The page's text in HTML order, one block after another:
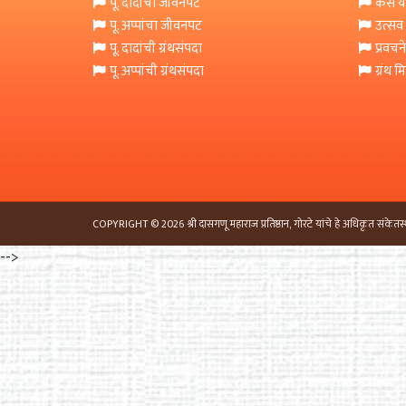
पू. अप्पांचा जीवनपट
पू. दादांची ग्रंथसंपदा
पू. अप्पांची ग्रंथसंपदा
ग्रंथ
COPYRIGHT © 2026 श्री दासगणू महाराज प्रतिष्ठान, गोरटे यांचे हे अधिकृत
-->